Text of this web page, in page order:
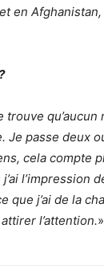
en
Je passe deux
cela compte
l’impression
que j’ai de la
l’attention.»